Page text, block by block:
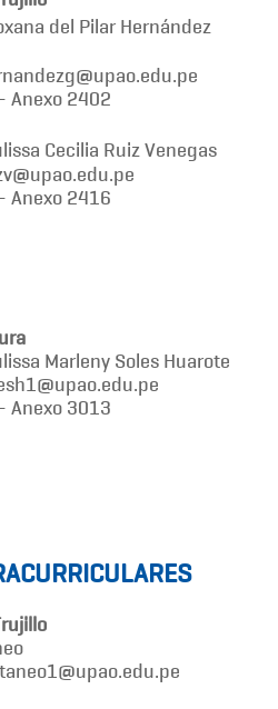
del Pilar Hernández
Anexo 2402
Cecilia Ruiz Venegas
Anexo 2416
Marleny Soles Huarote
Anexo 3013